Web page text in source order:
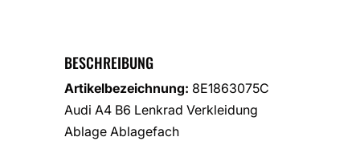
BESCHREIBUNG
Artikelbezeichnung: 8E1863075C
Audi A4 B6 Lenkrad Verkleidung
Ablage Ablagefach